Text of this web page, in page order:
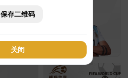
保存二维码
关闭